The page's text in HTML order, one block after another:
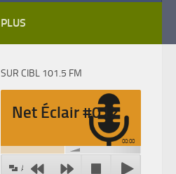
PLUS
SUR CIBL 101.5 FM
Net Éclair #012
00:00
Agrandir